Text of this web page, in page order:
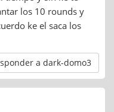
los 10 rounds y
ke el saca los
a dark-domo3